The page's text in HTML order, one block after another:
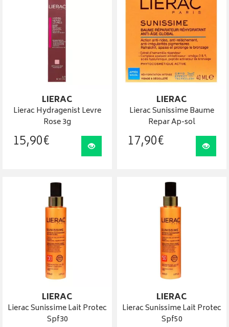
LIERAC
Lierac Hydragenist Levre
Rose 3g
15,90€ Visualiser
LIERAC
Lierac Sunissime Baume
Repar Ap-sol
17,90€
LIERAC
Lierac Sunissime Lait Protec
Spf30
LIERAC
Lierac Sunissime Lait Protec
Spf50